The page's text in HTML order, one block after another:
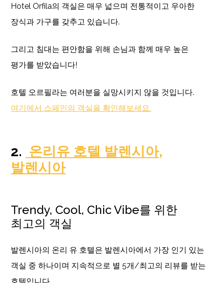
Hotel Orfila의 객실은 매우 넓으며 전통적이고 우아한
장식과 가구를 갖추고 있습니다.
그리고 침대는 편안함을 위해 손님과 함께 매우 높은
평가를 받았습니다!
호텔 오르필라는 여러분을 실망시키지 않을 것입니다.
여기에서 스페인의 객실을 확인해보세요.
2. 온리유 호텔 발렌시아,
발렌시아
Trendy, Cool, Chic Vibe를 위한
최고의 객실
발렌시아의 온리 유 호텔은 발렌시아에서 가장 인기 있는
객실 중 하나이며 지속적으로 별 5개/최고의 리뷰를 받는